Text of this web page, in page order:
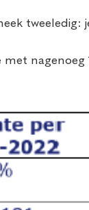
tweeledig:
nagenoeg